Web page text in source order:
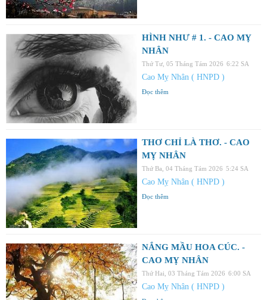
HÌNH NHƯ # 1. - CAO MỴ
NHÂN
Thứ Tư, 05 Tháng Tám 2026 6:22 SA
Cao Mỵ Nhân ( HNPD )
Đọc thêm
THƠ CHỈ LÀ THƠ. - CAO
MỴ NHÂN
Thứ Ba, 04 Tháng Tám 2026 5:24 SA
Cao Mỵ Nhân ( HNPD )
Đọc thêm
NẮNG MẦU HOA CÚC. -
CAO MỴ NHÂN
Thứ Hai, 03 Tháng Tám 2026 6:00 SA
Cao Mỵ Nhân ( HNPD )